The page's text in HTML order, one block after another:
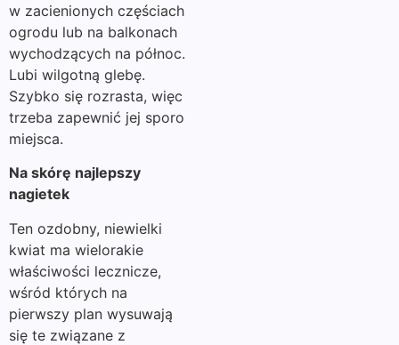
w zacienionych częściach
ogrodu lub na balkonach
wychodzących na północ.
Lubi wilgotną glebę.
Szybko się rozrasta, więc
trzeba zapewnić jej sporo
miejsca.
Na skórę najlepszy
nagietek
Ten ozdobny, niewielki
kwiat ma wielorakie
właściwości lecznicze,
wśród których na
pierwszy plan wysuwają
się te związane z